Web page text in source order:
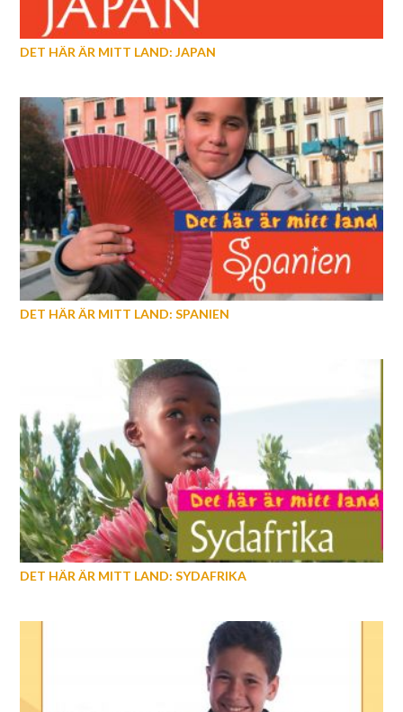
DET HÄR ÄR MITT LAND: JAPAN
DET HÄR ÄR MITT LAND: SPANIEN
DET HÄR ÄR MITT LAND: SYDAFRIKA